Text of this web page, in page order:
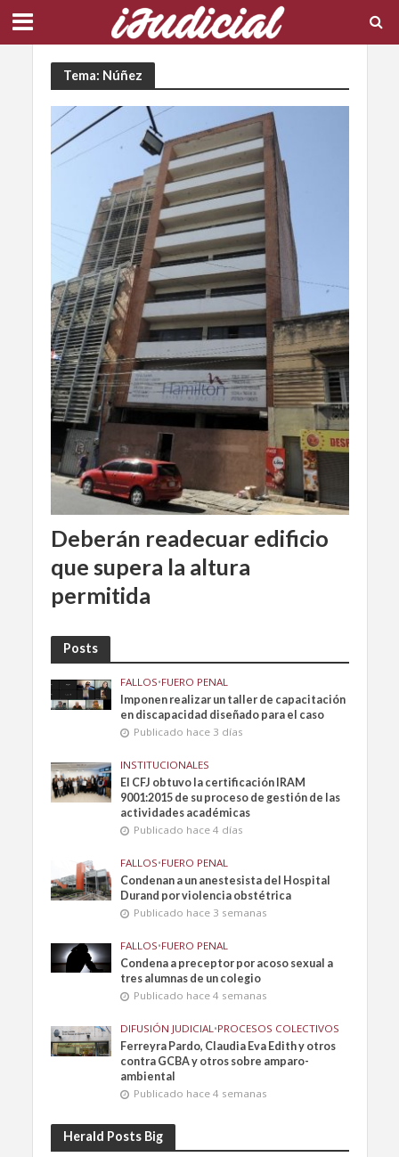
Tema: Núñez
Deberán readecuar edificio
que supera la altura
permitida
Posts
FALLOS•FUERO PENAL
Imponen realizar un taller de capacitación
en discapacidad diseñado para el caso
Publicado hace 3 días
INSTITUCIONALES
El CFJ obtuvo la certificación IRAM
9001:2015 de su proceso de gestión de las
actividades académicas
Publicado hace 4 días
FALLOS•FUERO PENAL
Condenan a un anestesista del Hospital
Durand por violencia obstétrica
Publicado hace 3 semanas
FALLOS•FUERO PENAL
Condena a preceptor por acoso sexual a
tres alumnas de un colegio
Publicado hace 4 semanas
DIFUSIÓN JUDICIAL •PROCESOS COLECTIVOS
Ferreyra Pardo, Claudia Eva Edith y otros
contra GCBA y otros sobre amparo-
ambiental
Publicado hace 4 semanas
Herald Posts Big